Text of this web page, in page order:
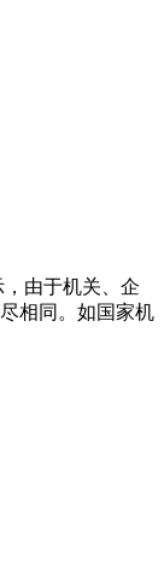
，由于机关、企
相同。如国家机